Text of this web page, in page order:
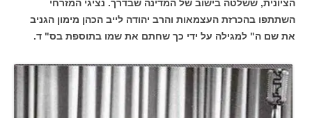
הציונית, ששלטה בישוב של המדינה שבדרך. נציגי המזרחי
השתתפו בהכרזת העצמאות והרב יהודה לייב הכהן מימון הגניב
את שם ה" למגילה על ידי כך שחתם את שמו בתוספת בס" ד.